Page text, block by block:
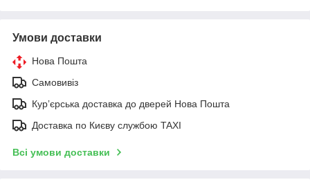
Умови доставки
Нова Пошта
Самовивіз
Курʼєрська доставка до дверей Нова Пошта
Доставка по Києву службою TAXI
Всі умови доставки